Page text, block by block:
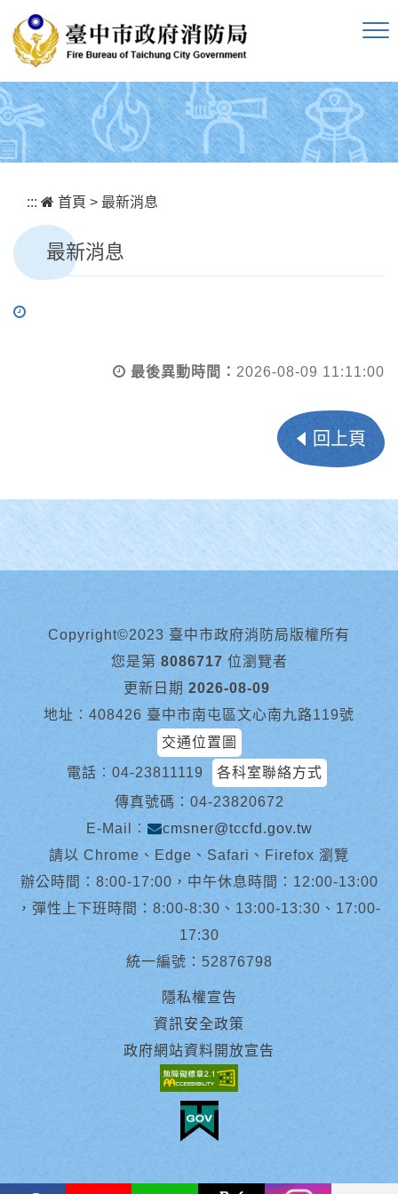
::: 首頁 > 最新消息
最新消息
最後異動時間： 2026-08-09 11:11:00
回上頁
Copyright©2023 臺中市政府消防局版權所有
您是第 8086717 位瀏覽者
更新日期 2026-08-09
地址︰408426 臺中市南屯區文心南九路119號
交通位置圖
電話︰ 04-23811119
各科室聯絡方式
傳真號碼：04-23820672
E-Mail︰
cmsner@tccfd.gov.tw
請以 Chrome、Edge、Safari、Firefox 瀏覽
辦公時間：8:00-17:00，中午休息時間：12:00-13:00
，彈性上下班時間：8:00-8:30、13:00-13:30、17:00-
17:30
統一編號：52876798
隱私權宣告
資訊安全政策
政府網站資料開放宣告